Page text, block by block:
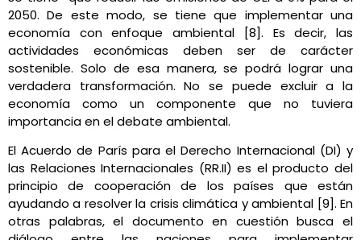
2050. De este modo, se tiene que implementar una
economía con enfoque ambiental [8]. Es decir, las
actividades económicas deben ser de carácter
sostenible. Solo de esa manera, se podrá lograr una
verdadera transformación. No se puede excluir a la
economía como un componente que no tuviera
importancia en el debate ambiental.
El Acuerdo de París para el Derecho Internacional (DI) y
las Relaciones Internacionales (RR.II) es el producto del
principio de cooperación de los países que están
ayudando a resolver la crisis climática y ambiental [9]. En
otras palabras, el documento en cuestión busca el